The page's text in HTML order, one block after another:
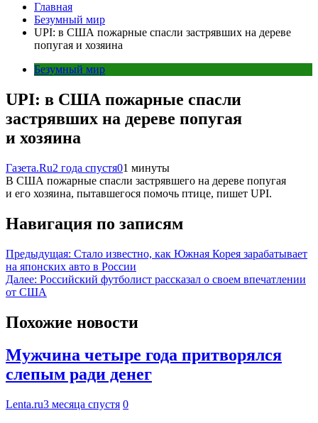
Главная
Безумный мир
UPI: в США пожарные спасли застрявших на дереве
попугая и хозяина
Безумный мир
UPI: в США пожарные спасли
застрявших на дереве попугая
и хозяина
Газета.Ru2 года спустя01 минуты
В США пожарные спасли застрявшего на дереве попугая
и его хозяина, пытавшегося помочь птице, пишет UPI.
Навигация по записям
Предыдущая: Стало известно, как Южная Корея зарабатывает
на японских авто в России
Далее: Российский футболист рассказал о своем впечатлении
от США
Похожие новости
Мужчина четыре года притворялся
слепым ради денег
Lenta.ru3 месяца спустя 0